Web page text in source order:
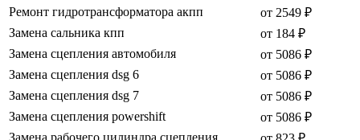
Ремонт гидротрансформатора акпп
от 2549 ₽
Замена сальника кпп
от 184 ₽
Замена сцепления автомобиля
от 5086 ₽
Замена сцепления dsg 6
от 5086 ₽
Замена сцепления dsg 7
от 5086 ₽
Замена сцепления powershift
от 5086 ₽